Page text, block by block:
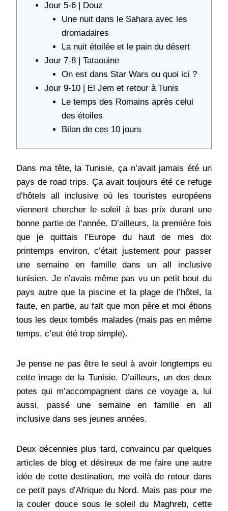
Jour 5-6 | Douz
Une nuit dans le Sahara avec les
dromadaires
La nuit étoilée et le pain du désert
Jour 7-8 | Tataouine
On est dans Star Wars ou quoi ici ?
Jour 9-10 | El Jem et retour à Tunis
Le temps des Romains après celui
des étoiles
Bilan de ces 10 jours
Dans ma tête, la Tunisie, ça n’avait jamais été un
pays de road trips. Ça avait toujours été ce refuge
d’hôtels all inclusive où les touristes européens
viennent chercher le soleil à bas prix durant une
bonne partie de l’année. D’ailleurs, la première fois
que je quittais l’Europe du haut de mes dix
printemps environ, c’était justement pour passer
une semaine en famille dans un all inclusive
tunisien. Je n’avais même pas vu un petit bout du
pays autre que la piscine et la plage de l’hôtel, la
faute, en partie, au fait que mon père et moi étions
tous les deux tombés malades (mais pas en même
temps, c’eut été trop simple).
Je pense ne pas être le seul à avoir longtemps eu
cette image de la Tunisie. D’ailleurs, un des deux
potes qui m’accompagnent dans ce voyage a, lui
aussi, passé une semaine en famille en all
inclusive dans ses jeunes années.
Deux décennies plus tard, convaincu par quelques
articles de blog et désireux de me faire une autre
idée de cette destination, me voilà de retour dans
ce petit pays d’Afrique du Nord. Mais pas pour me
la couler douce sous le soleil du Maghreb, cette